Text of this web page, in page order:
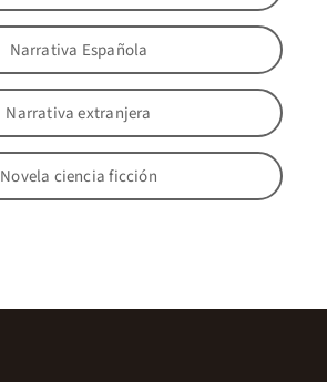
Narrativa Española
Narrativa extranjera
Novela ciencia ficción